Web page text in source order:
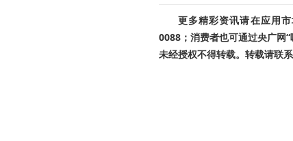
更多精彩资讯请在应用
0088；消费者也可通过央广网
未经授权不得转载。转载请联